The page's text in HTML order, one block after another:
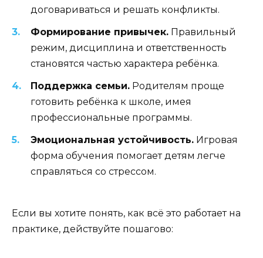
договариваться и решать конфликты.
Формирование привычек. Правильный
режим, дисциплина и ответственность
становятся частью характера ребёнка.
Поддержка семьи. Родителям проще
готовить ребёнка к школе, имея
профессиональные программы.
Эмоциональная устойчивость. Игровая
форма обучения помогает детям легче
справляться со стрессом.
Если вы хотите понять, как всё это работает на
практике, действуйте пошагово: